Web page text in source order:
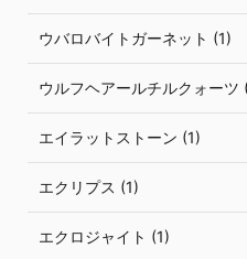
ウバロバイトガーネット (1)
ウルフヘアールチルクォーツ
エイラットストーン (1)
エクリプス (1)
エクロジャイト (1)